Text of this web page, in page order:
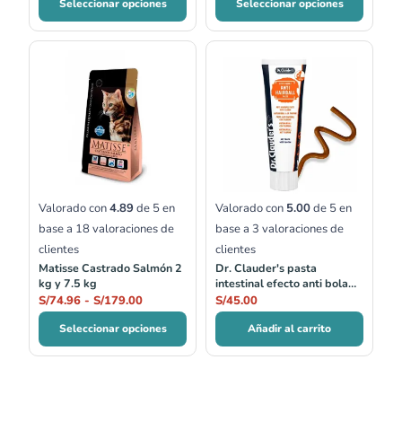
Seleccionar opciones Seleccionar opciones
Valorado con4.89 de 5 en
base a 18valoraciones de
clientes
Matisse Castrado Salmón 2
kg y 7.5 kg
S/74.96 - S/179.00
S/179.00
Seleccionar opciones
Valorado con 5.00de 5 en
base a 3 valoraciones de
clientes
Dr. Clauder's pasta
intestinal efecto anti bola
de pelos 100 ml
S/45.00
Añadir al carrito